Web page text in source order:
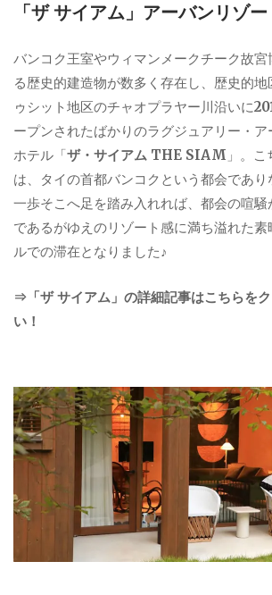
「ザ サイアム」アーバンリゾ
バンコク王室やウィマンメークチーク故
る歴史的建造物が数多く存在し、歴史的地
ゥシット地区のチャオプラヤー川沿いに
ープンされたばかりのラグジュアリー・ア
ホテル「ザ・サイアム THE SIAM 」。
は、タイの首都バンコクという都会であり
一歩そこへ足を踏み入れれば、都会の喧
であるがゆえのリゾート感に満ち溢れた
ルでの滞在となりました♪
⇒「ザ サイアム」の詳細記事はこちらを
い！